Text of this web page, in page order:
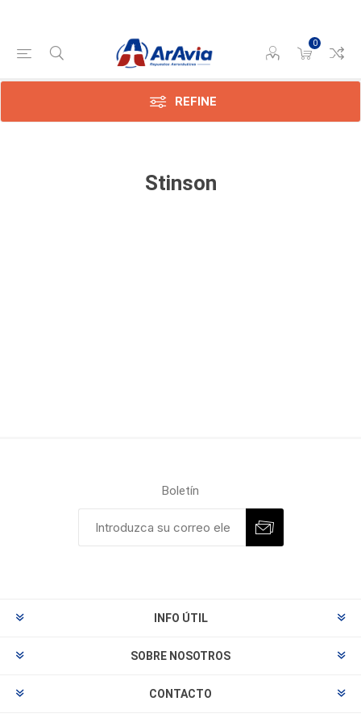
0
REFINE
Stinson
Boletín
INFO ÚTIL
SOBRE NOSOTROS
CONTACTO